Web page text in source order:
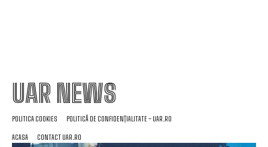
UAR NEWS
POLITICA COOKIES POLITICĂ DE CONFIDENȚIALITATE – UAR.RO
ACASA CONTACT UAR.RO